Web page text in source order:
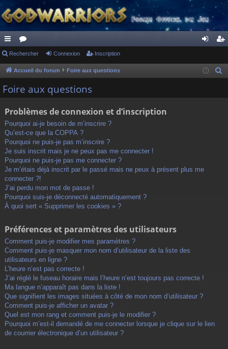
ac
co
ur
s
or
u ne cri
Rechercher Connexion Inscription
Accueil du forum Foire aux questions
Foire aux questions
Problèmes de connexion et d’inscription
Pourquoi ai-je besoin de m’inscrire ?
Qu’est-ce que la COPPA ?
Pourquoi ne puis-je pas m’inscrire ?
Je suis inscrit mais je ne peux pas me connecter !
Pourquoi ne puis-je pas me connecter ?
Je m’étais déjà inscrit par le passé mais ne peux à présent plus me
connecter ?!
J’ai perdu mon mot de passe !
Pourquoi suis-je déconnecté automatiquement ?
À quoi sert « Supprimer les cookies » ?
Préférences et paramètres des utilisateurs
Comment puis-je modifier mes paramètres ?
Comment puis-je masquer mon nom d’utilisateur de la liste des
utilisateurs en ligne ?
L’heure n’est pas correcte !
J’ai réglé le fuseau horaire mais l’heure n’est toujours pas correcte !
Ma langue n’apparaît pas dans la liste !
Que signifient les images situées à côté de mon nom d’utilisateur ?
Comment puis-je afficher un avatar ?
Quel est mon rang et comment puis-je le modifier ?
Pourquoi m’est-il demandé de me connecter lorsque je clique sur le lien
de courrier électronique d’un utilisateur ?